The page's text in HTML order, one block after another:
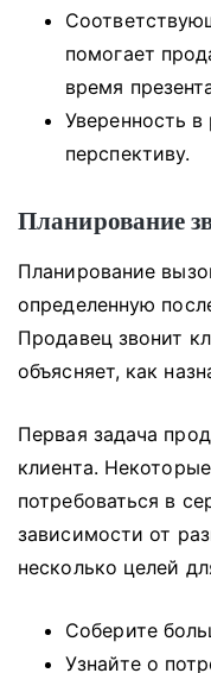
помогает
время
Уверенность
перспективу.
Планирование
Планирование
определенную
Продавец звонит
объясняет, как
Первая задача
клиента.
потребоваться в
зависимости от
несколько целей
Соберите
Узнайте о